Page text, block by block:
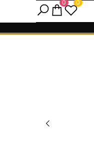
0 0